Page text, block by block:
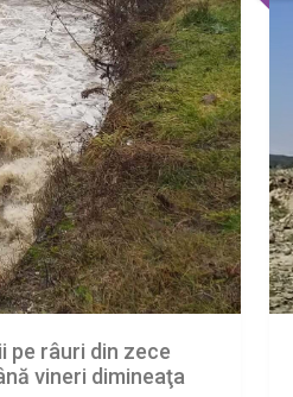
pe râuri din zece
vineri dimineaţa